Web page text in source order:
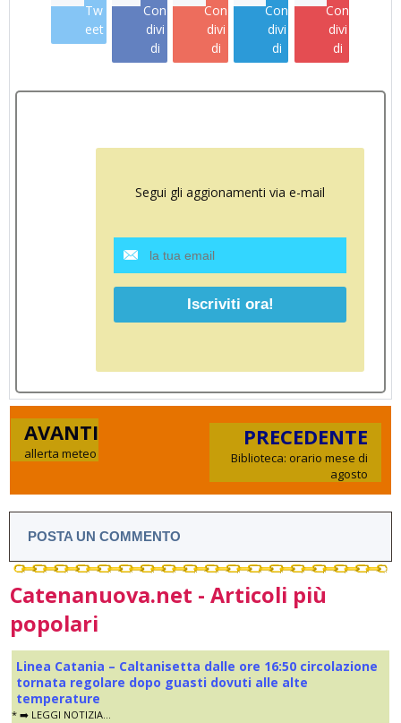
Tw
eet
Con
divi
di
Con
divi
di
Con
divi
di
Con
divi
di
Segui gli aggionamenti via e-mail
AVANTI
allerta meteo
PRECEDENTE
Biblioteca: orario mese di
agosto
POSTA UN COMMENTO
Catenanuova.net - Articoli più
popolari
Linea Catania – Caltanisetta dalle ore 16:50 circolazione
tornata regolare dopo guasti dovuti alle alte
temperature
* ➡️ LEGGI NOTIZIA...